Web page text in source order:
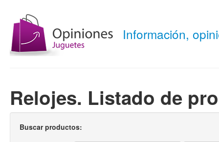
Información,
Relojes. Listado de
Buscar productos: